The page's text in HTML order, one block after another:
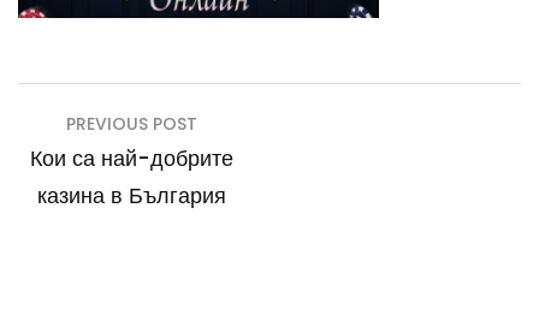
Навигация
PREVIOUS POST
Кои са най-добрите
казина в България